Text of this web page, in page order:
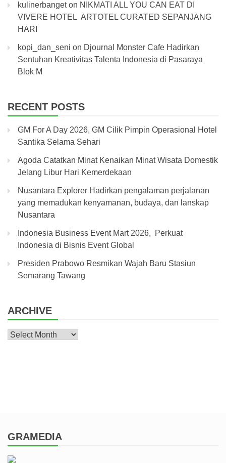
kulinerbangeton NIKMATI ALL YOU CAN EAT DI
VIVERE HOTEL ARTOTEL CURATED SEPANJANG
HARI
kopi_dan_seni on Djournal Monster Cafe Hadirkan
Sentuhan Kreativitas Talenta Indonesia di Pasaraya
Blok M
RECENT POSTS
GM For A Day 2026, GM Cilik Pimpin Operasional Hotel
Santika Selama Sehari
Agoda Catatkan Minat Kenaikan Minat Wisata Domestik
Jelang Libur Hari Kemerdekaan
Nusantara Explorer Hadirkan pengalaman perjalanan
yang memadukan kenyamanan, budaya, dan lanskap
Nusantara
Indonesia Business Event Mart 2026, Perkuat
Indonesia di Bisnis Event Global
Presiden Prabowo Resmikan Wajah Baru Stasiun
Semarang Tawang
ARCHIVE
Archive
GRAMEDIA